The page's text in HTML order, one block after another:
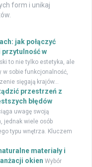
form i unikaj
jak połączyć
w
to nie tylko estetyka, ale
w sobie funkcjonalność,
sięgają krajów...
przestrzeń z
błędów
uwagę swoją
jednak wiele osób
typu wnętrza. Kluczem
materiały i
okien Wybór